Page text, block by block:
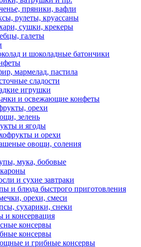
пряники, вафли
рулеты, круассаны
сушки, крекеры
галеты
и шоколадные батончики
мармелад, пастила
сладости
игрушки
и освежающие конфеты
орехи
зелень
и ягоды
и орехи
овощи, соления
мука, бобовые
и сухие завтраки
и блюда быстрого приготовления
орехи, смеси
сухарики, снеки
и консервация
консервы
консервы
и грибные консервы